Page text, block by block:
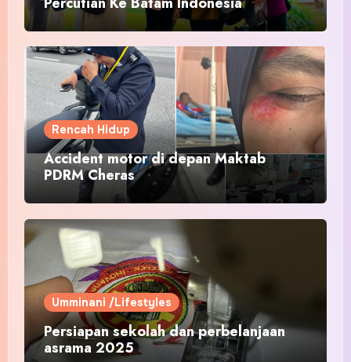
Rencah Hidup
Accident motor di depan Maktab
PDRM Cheras
Umminani /Lifestyles
Persiapan sekolah dan perbelanjaan
asrama 2025